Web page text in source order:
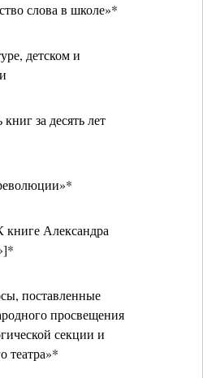
слова в школе»*
детском и
за десять лет
Александра
поставленные
просвещения
секции и
театра»*